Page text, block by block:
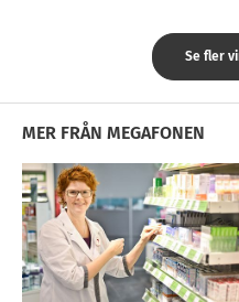
Se fler
MER FRÅN MEGAFONEN